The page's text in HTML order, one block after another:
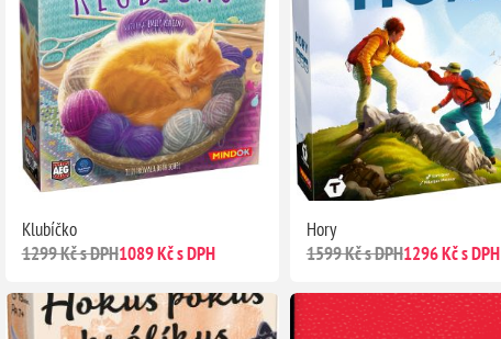
Klubíčko
1299 Kč s DPH1089 Kč s DPH
Hory
1599 Kč s DPH1296 Kč s DPH